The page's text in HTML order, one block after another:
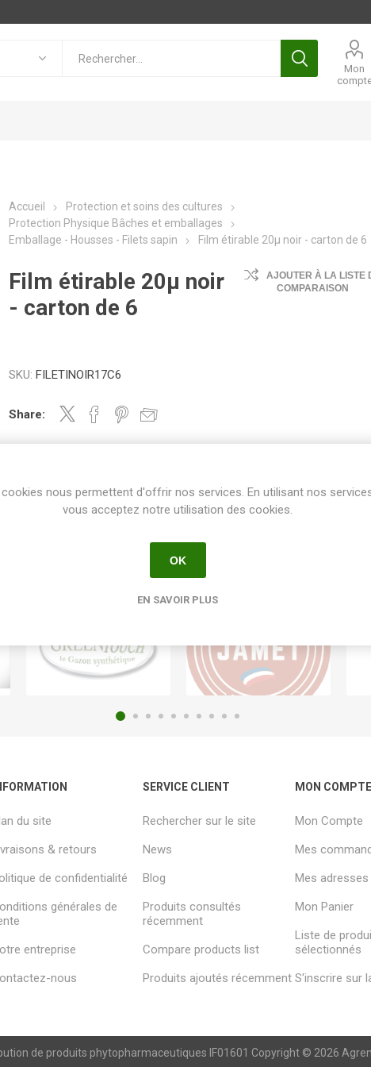
Mon
Accueil
Protection et soins des cultures
Protection Physique Bâches et emballages
Emballage - Housses - Filets sapin
Film étirable 20µ noir - carton de 6
Film étirable 20µ noir
- carton de 6
AJOUTER À LA LISTE
COMPARAISON
SKU: FILETINOIR17C6
Share:
du site
& retours
de confidentialité
générales de
entreprise
nous
SERVICE CLIENT
Rechercher sur le site
News
Blog
Produits consultés
récemment
Compare products list
Produits ajoutés récemment
MON COMPTE
Mon Compte
Mes
Mes
Mon Panier
Liste de
sélectionnés
S'inscrire sur
de produits phytopharmaceutiques IF01601 Copyright © 2026
nous permettent d'offrir nos services. En utilisant nos
vous acceptez notre utilisation des cookies.
OK
EN SAVOIR PLUS